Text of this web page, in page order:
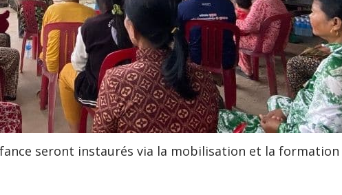
seront instaurés via la mobilisation et la formation